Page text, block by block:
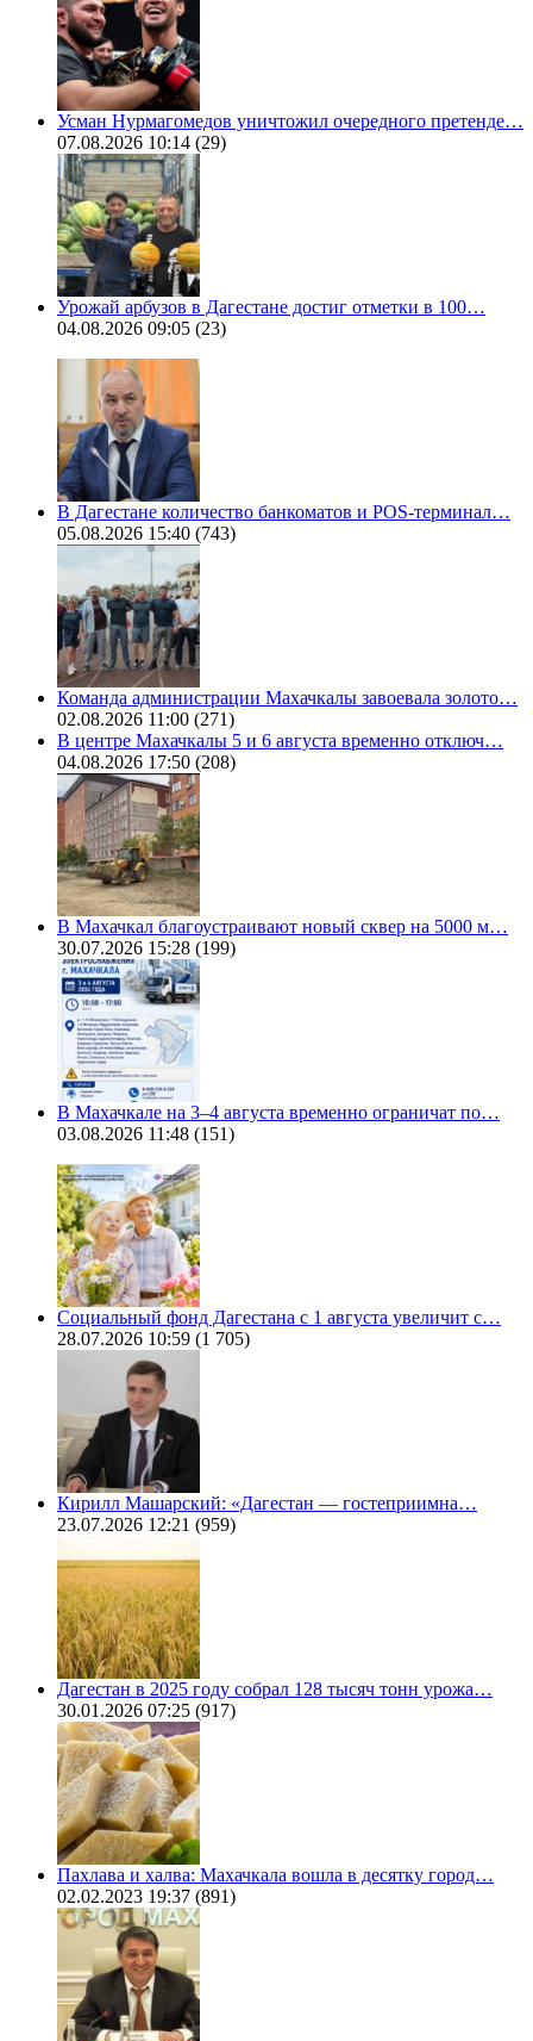
Усман Нурмагомедов уничтожил очередного претенде…
07.08.2026 10:14 (29)
Урожай арбузов в Дагестане достиг отметки в 100…
04.08.2026 09:05 (23)
В Дагестане количество банкоматов и POS-терминал…
05.08.2026 15:40 (743)
Команда администрации Махачкалы завоевала золото…
02.08.2026 11:00 (271)
В центре Махачкалы 5 и 6 августа временно отключ…
04.08.2026 17:50 (208)
В Махачкал благоустраивают новый сквер на 5000 м…
30.07.2026 15:28 (199)
В Махачкале на 3–4 августа временно ограничат по…
03.08.2026 11:48 (151)
Социальный фонд Дагестана с 1 августа увеличит с…
28.07.2026 10:59 (1 705)
Кирилл Машарский: «Дагестан — гостеприимна…
23.07.2026 12:21 (959)
Дагестан в 2025 году собрал 128 тысяч тонн урожа…
30.01.2026 07:25 (917)
Пахлава и халва: Махачкала вошла в десятку город…
02.02.2023 19:37 (891)